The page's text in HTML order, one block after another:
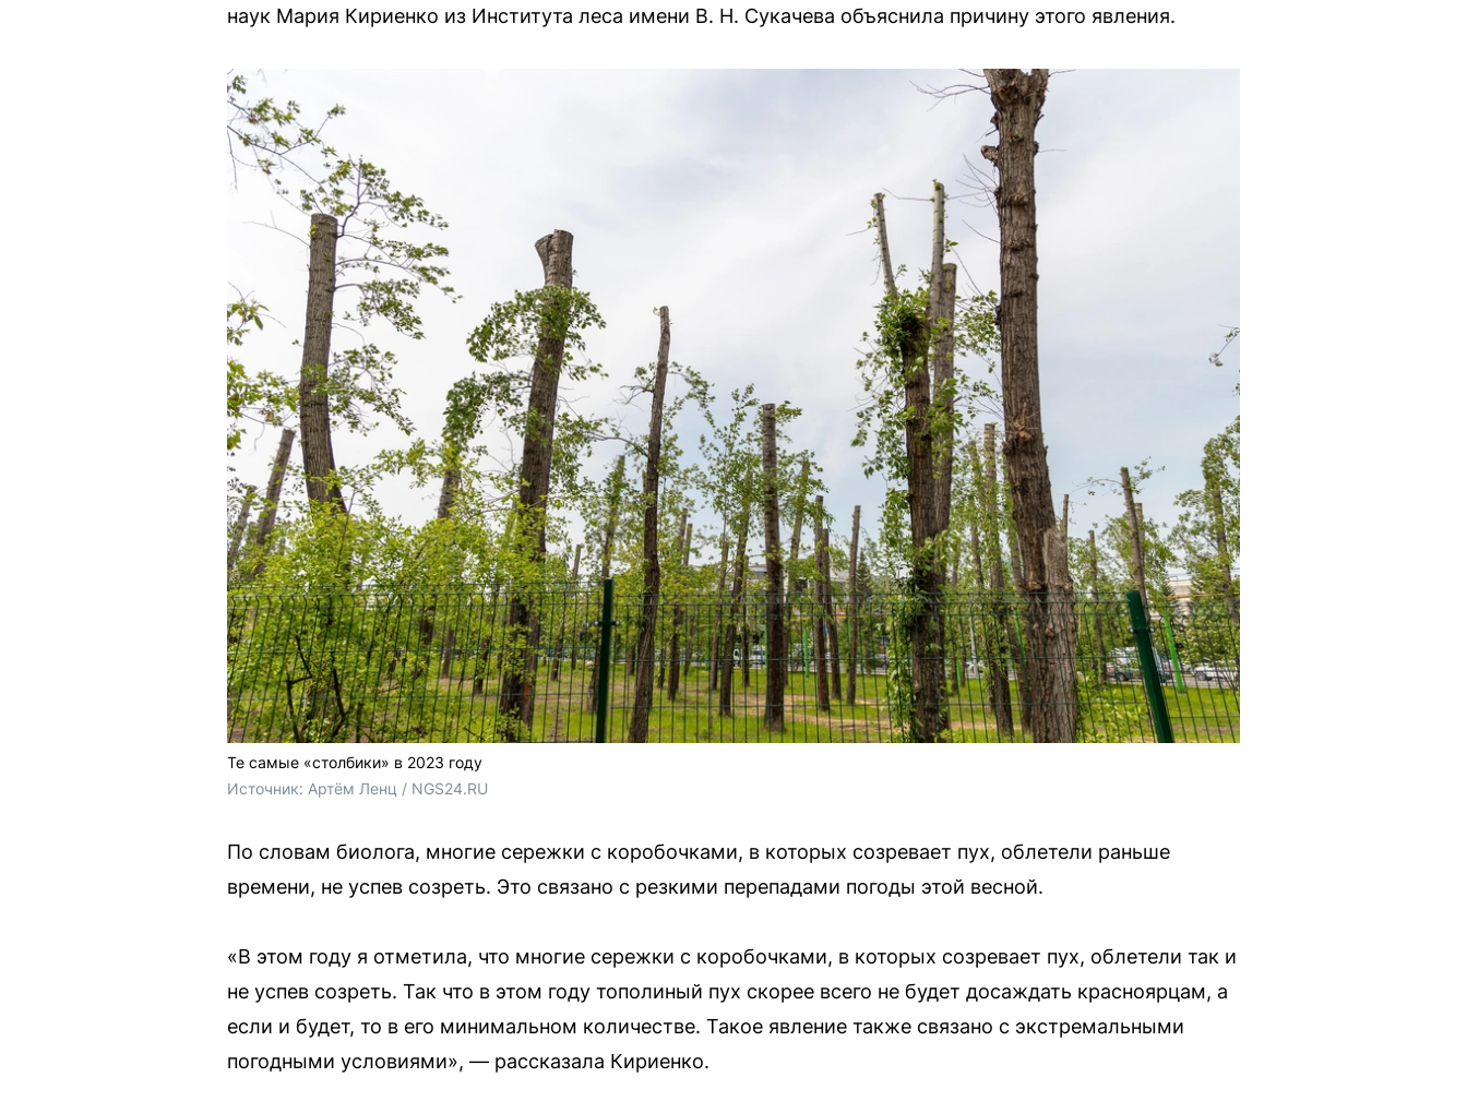
наук Мария Кириенко из Института леса имени В. Н. Сукачева объяснила причину этого явления.
Те самые «столбики» в 2023 году
Источник: Артём Ленц / NGS24.RU
По словам биолога, многие сережки с коробочками, в которых созревает пух, облетели раньше
времени, не успев созреть. Это связано с резкими перепадами погоды этой весной.
«В этом году я отметила, что многие сережки с коробочками, в которых созревает пух, облетели так и
не успев созреть. Так что в этом году тополиный пух скорее всего не будет досаждать красноярцам, а
если и будет, то в его минимальном количестве. Такое явление также связано с экстремальными
погодными условиями», — рассказала Кириенко.